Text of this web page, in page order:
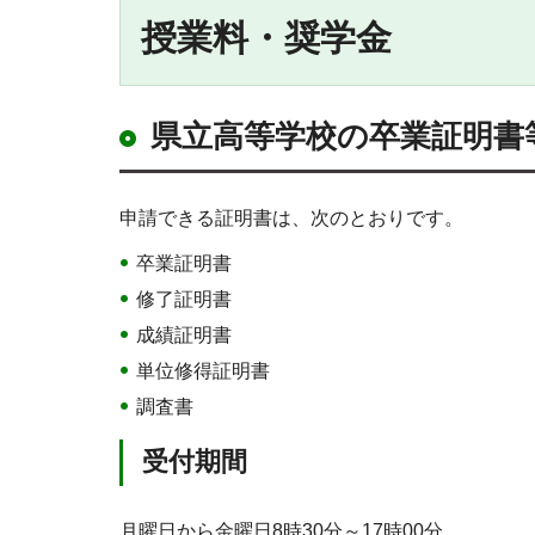
授業料・奨学金
県立高等学校の卒業証明書
申請できる証明書は、次のとおりです。
卒業証明書
修了証明書
成績証明書
単位修得証明書
調査書
受付期間
月曜日から金曜日8時30分～17時00分